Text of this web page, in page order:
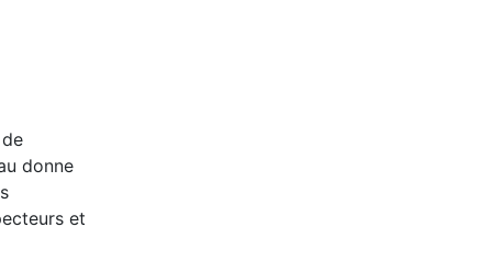
donne
et